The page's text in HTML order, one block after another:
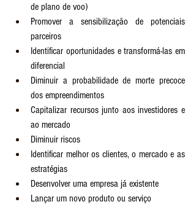
de plano de voo)
Promover a sensibilização de potenciais
parceiros
Identificar oportunidades e transformá-las em
diferencial
Diminuir a probabilidade de morte precoce
dos empreendimentos
Capitalizar recursos junto aos investidores e
ao mercado
Diminuir riscos
Identificar melhor os clientes, o mercado e as
estratégias
Desenvolver uma empresa já existente
Lançar um novo produto ou serviço